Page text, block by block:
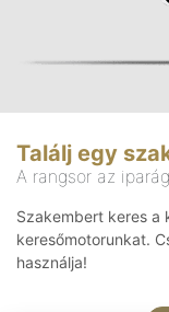
Találj egy
A rangsor az
Szakembert keres a
keresőmotorunkat.
használja!